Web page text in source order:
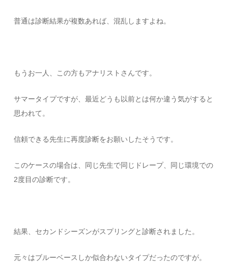
普通は診断結果が複数あれば、混乱しますよね。
もうお一人、この方もアナリストさんです。
サマータイプですが、最近どうも以前とは何か違う気がすると
思われて。
信頼できる先生に再度診断をお願いしたそうです。
このケースの場合は、同じ先生で同じドレープ、同じ環境での
2度目の診断です。
結果、セカンドシーズンがスプリングと診断されました。
元々はブルーベースしか似合わないタイプだったのですが。